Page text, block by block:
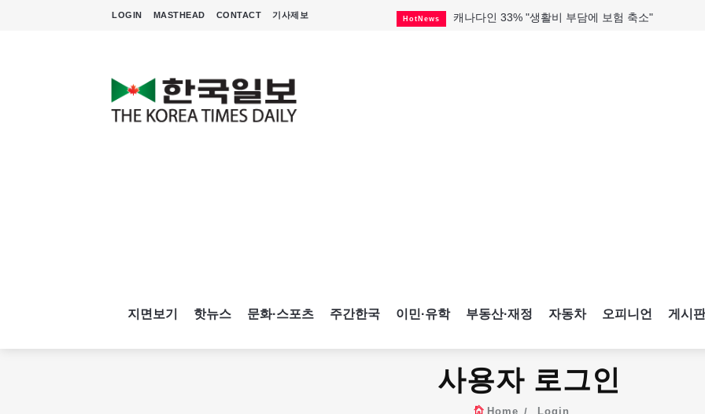
LOGIN MASTHEAD CONTACT 기사제보 HotNews 캐나다인 33% "생활비 부담에 보험 축소"
지면보기 핫뉴스 문화·스포츠 주간한국 이민·유학 부동산·재정 자동차 오피니언 게시판
사용자 로그인
Home Login